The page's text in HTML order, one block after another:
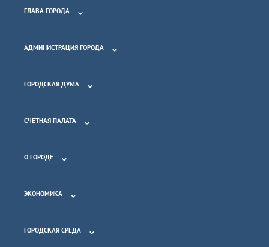
ГЛАВА ГОРОДА
АДМИНИСТРАЦИЯ ГОРОДА
ГОРОДСКАЯ ДУМА
СЧЕТНАЯ ПАЛАТА
О ГОРОДЕ
ЭКОНОМИКА
ГОРОДСКАЯ СРЕДА